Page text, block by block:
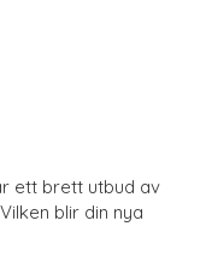
ett brett utbud av
blir din nya